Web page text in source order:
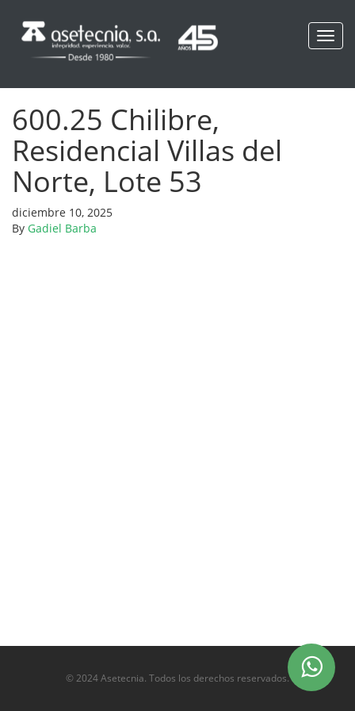
600.25 Chilibre,
Residencial Villas del
Norte, Lote 53
diciembre 10, 2025
By Gadiel Barba
© 2024 Asetecnia. Todos los derechos reservados.